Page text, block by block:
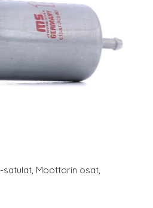
satulat, Moottorin osat,